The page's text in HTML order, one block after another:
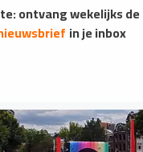
ontvang wekelijks de
in je inbox